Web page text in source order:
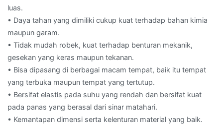
luas.
• Daya tahan yang dimiliki cukup kuat terhadap bahan kimia
maupun garam.
• Tidak mudah robek, kuat terhadap benturan mekanik,
gesekan yang keras maupun tekanan.
• Bisa dipasang di berbagai macam tempat, baik itu tempat
yang terbuka maupun tempat yang tertutup.
• Bersifat elastis pada suhu yang rendah dan bersifat kuat
pada panas yang berasal dari sinar matahari.
• Kemantapan dimensi serta kelenturan material yang baik.